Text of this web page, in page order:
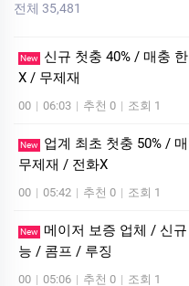
전체 35,481
New
신규 첫충 40% / 매충
X / 무제재
00 | 06:03 | 추천 0 | 조회 1
New
업계 최초 첫충 50% /
무제재 / 전화X
00 | 05:42 | 추천 0 | 조회 1
New 메이저 보증 업체 / 신
능 / 콤프 / 루징
00 | 05:06 | 추천 0 | 조회 1